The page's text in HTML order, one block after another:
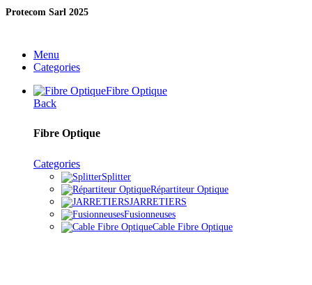
Protecom Sarl 2025
Menu
Categories
Fibre Optique
Back
Fibre Optique
Categories
Splitter
Répartiteur Optique
JARRETIERS
Fusionneuses
Cable Fibre Optique